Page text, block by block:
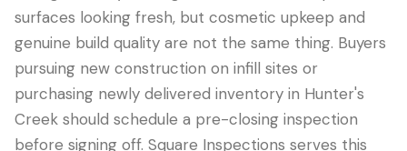
English 中文
407-205-7228
surfaces looking fresh, but cosmetic upkeep and
genuine build quality are not the same thing. Buyers
pursuing new construction on infill sites or
purchasing newly delivered inventory in Hunter's
Creek should schedule a pre-closing inspection
before signing off. Square Inspections serves this